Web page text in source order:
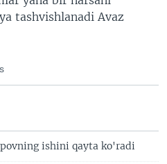
tashvishlanadi Avaz
ishini qayta ko'radi